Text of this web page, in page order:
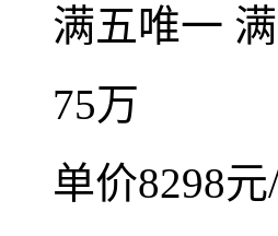
满五唯一
75万
单价8298